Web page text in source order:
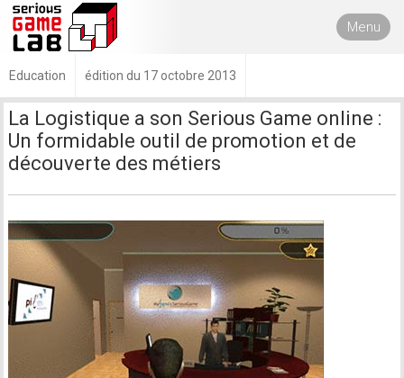
Menu
Education édition du 17 octobre 2013
La Logistique a son Serious Game online :
Un formidable outil de promotion et de
découverte des métiers